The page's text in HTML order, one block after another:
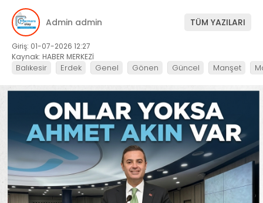
Admin admin TÜM YAZILARI
Giriş: 01-07-2026 12:27
Kaynak: HABER MERKEZİ
Balıkesir Erdek Genel Gönen Güncel Manşet